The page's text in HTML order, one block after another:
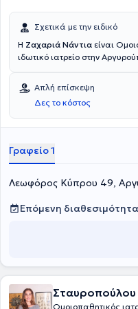
Σχετικά με την ειδικό
Η Ζαχαριά Νάντια είναι
ιδωτικό ιατρείο στην
Οδοντιατρικής Σχολής του
Πανεπιστημίου Αθηνών.
Ομοιοπαθητικής Ιατρικής
για την Ομοιοπαθητική και
της ποιότητας και των
Απλή επίσκεψη
Δες το κόστος
Γραφείο 1
Λεωφόρος Κύπρου 49,
Επόμενη διαθεσιμότητα
Ομοιοπαθητικός